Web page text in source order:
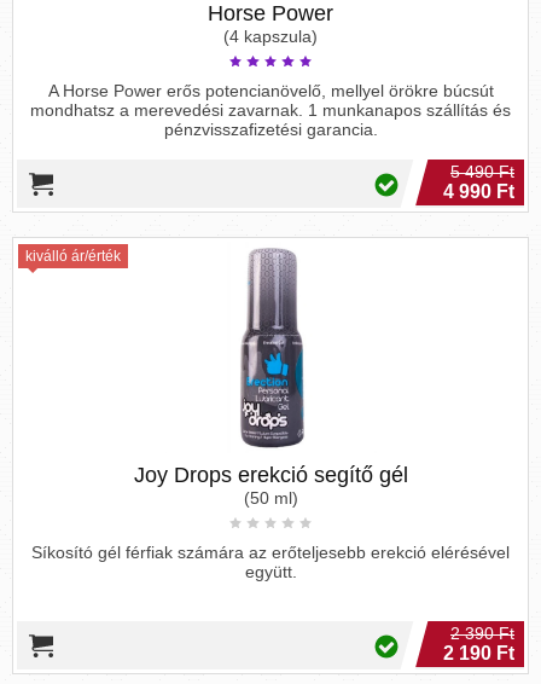
Horse Power
(4 kapszula)
A Horse Power erős potencianövelő, mellyel örökre búcsút
mondhatsz a merevedési zavarnak. 1 munkanapos szállítás és
pénzvisszafizetési garancia.
5 490 Ft
4 990 Ft
kiválló ár/érték
Joy Drops erekció segítő gél
(50 ml)
Síkosító gél férfiak számára az erőteljesebb erekció elérésével
együtt.
2 390 Ft
2 190 Ft